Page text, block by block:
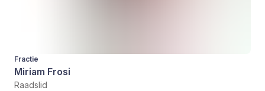
Fractie
Miriam Frosi
Raadslid